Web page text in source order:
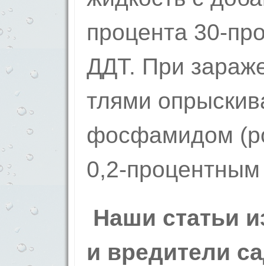
процента 30-
ДДТ. При
тлями
фосфамидом
0,2-
Наши статьи
и вредители